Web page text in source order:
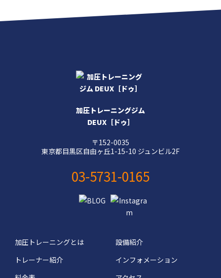
加圧トレーニングジム
DEUX［ドゥ］
〒152-0035
東京都目黒区自由ヶ丘1-15-10 ジュンビル2F
03-5731-0165
加圧トレーニングとは
設備紹介
トレーナー紹介
インフォメーション